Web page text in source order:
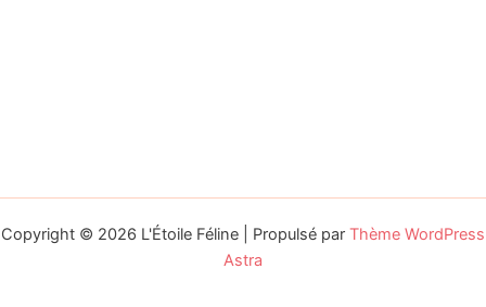
Copyright © 2026 L'Étoile Féline | Propulsé par Thème WordPress
Astra